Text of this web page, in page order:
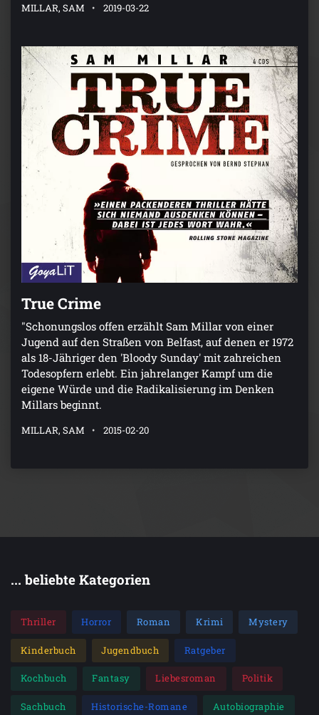
MILLAR, SAM 2019-03-22
True Crime
"Schonungslos offen erzählt Sam Millar von einer
Jugend auf den Straßen von Belfast, auf denen er 1972
als 18-Jähriger den 'Bloody Sunday' mit zahreichen
Todesopfern erlebt. Ein jahrelanger Kampf um die
eigene Würde und die Radikalisierung im Denken
Millars beginnt.
MILLAR, SAM 2015-02-20
... beliebte Kategorien
Thriller Horror Roman Krimi Mystery
Kinderbuch Jugendbuch Ratgeber
Kochbuch Fantasy Liebesroman Politik
Sachbuch Historische-Romane Autobiographie